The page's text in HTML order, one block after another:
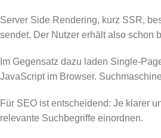
Server Side Rendering, kurz SSR,
sendet. Der Nutzer erhält also schon
Im Gegensatz dazu laden Single-
JavaScript im Browser.
Für SEO ist entscheidend: Je klarer
relevante Suchbegriffe einordnen.